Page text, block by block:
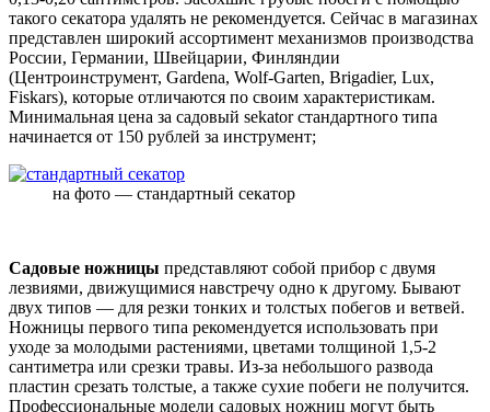
такого секатора удалять не рекомендуется. Сейчас в магазинах
представлен широкий ассортимент механизмов производства
России, Германии, Швейцарии, Финляндии
(Центроинструмент, Gardena, Wolf-Garten, Brigadier, Lux,
Fiskars), которые отличаются по своим характеристикам.
Минимальная цена за садовый sekator стандартного типа
начинается от 150 рублей за инструмент;
на фото — стандартный секатор
Садовые ножницы представляют собой прибор с двумя
лезвиями, движущимися навстречу одно к другому. Бывают
двух типов — для резки тонких и толстых побегов и ветвей.
Ножницы первого типа рекомендуется использовать при
уходе за молодыми растениями, цветами толщиной 1,5-2
сантиметра или срезки травы. Из-за небольшого развода
пластин срезать толстые, а также сухие побеги не получится.
Профессиональные модели садовых ножниц могут быть